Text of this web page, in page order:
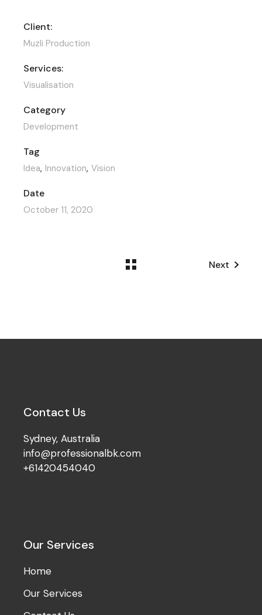
Client:
Muzli Production
Services:
Visualisation
Category
Development
Tag
Idea Innovation Vision
Date
October 11, 2020
Next
Contact Us
Sydney, Australia
info@professionalbk.com
+61420454040
Our Services
Home
Our Services